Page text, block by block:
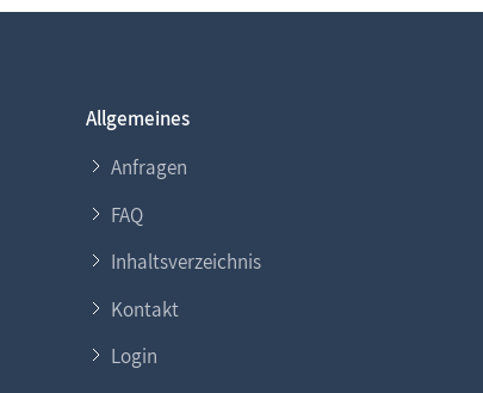
Allgemeines
Anfragen
FAQ
Inhaltsverzeichnis
Kontakt
Login